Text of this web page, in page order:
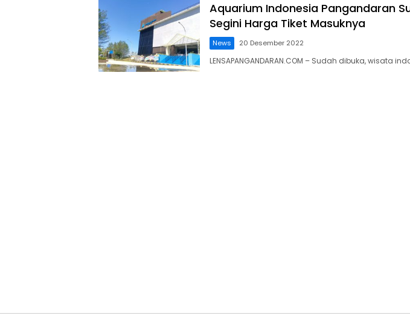
Aquarium Indonesia Pangandaran
Segini Harga Tiket Masuknya
News 20 Desember 2022
LENSAPANGANDARAN.COM – Sudah dibuka, wisata